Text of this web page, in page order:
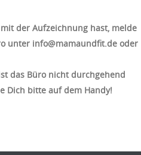
der Aufzeichnung hast, melde
unter info@mamaundfit.de oder
das Büro nicht durchgehend
Dich bitte auf dem Handy!